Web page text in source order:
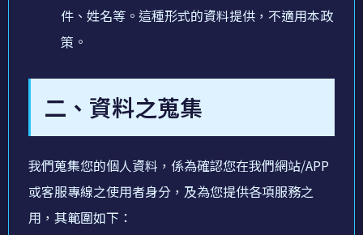
件、姓名等。這種形式的資料提供，不適用本政
策。
二、資料之蒐集
我們蒐集您的個人資料，係為確認您在我們網站/APP
或客服專線之使用者身分，及為您提供各項服務之
用，其範圍如下：